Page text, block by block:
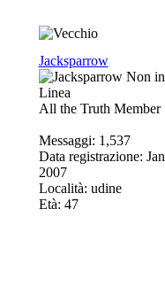
Jacksparrow
All the Truth Member
Messaggi: 1,537
Data registrazione: Jan
2007
Località: udine
Età: 47